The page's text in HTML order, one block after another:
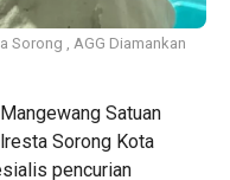
Sorong , AGG Diamankan
Satuan
Sorong Kota
pencurian